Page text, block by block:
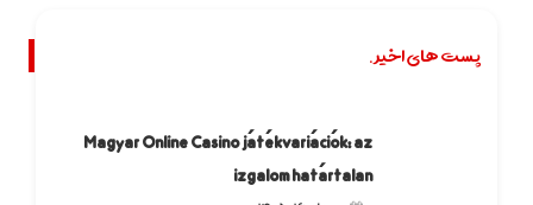
پست های اخیر.
Magyar Online Casino játékvariációk: az
izgalom határtalan